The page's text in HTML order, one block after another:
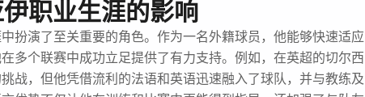
职业生涯的影响
扮演了至关重要的角色。作为一名外籍球员，他能够快速适应
多个联赛中成功立足提供了有力支持。例如，在英超的切尔西
战，但他凭借流利的法语和英语迅速融入了球队，并与教练及